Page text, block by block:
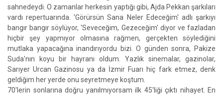
sahnedeydi. O zamanlar herkesin yaptığı gibi, Ajda Pekkan şarkıları
vardı repertuarında. 'Görürsün Sana Neler Edeceğim' adlı şarkıyı
bangır bangır söylüyor, 'Seveceğim, Gezeceğim' diyor ve fazladan
hiçbir şey yapmıyor olmasına rağmen, gerçekten söylediğini
mutlaka yapacağına inandırıyordu bizi. O günden sonra, Pakize
Suda'nın koyu bir hayranı oldum. Yazlık sinemalar, gazinolar,
Sarıyer Urcan Gazinosu ya da İzmir Fuarı hiç fark etmez, denk
geldiğim her yerde onu seyretmeye koştum.
70'lerin sonlarına doğru yanılmıyorsam ilk 45'liği çıktı nihayet. En